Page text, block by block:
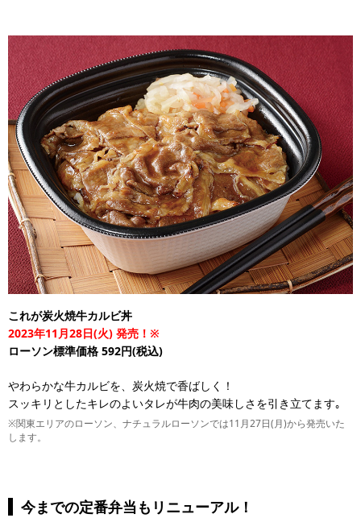
これが炭火焼牛カルビ丼
2023年11月28日(火) 発売！※
ローソン標準価格 592円(税込)
やわらかな牛カルビを、炭火焼で香ばしく！
スッキリとしたキレのよいタレが牛肉の美味しさを引き立てます｡
※関東エリアのローソン、ナチュラルローソンでは11月27日(月)から発売いた
します。
今までの定番弁当もリニューアル！